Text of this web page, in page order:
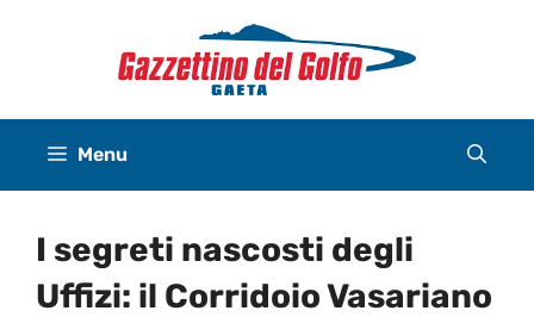
Menu
I segreti nascosti degli
Uffizi: il Corridoio Vasariano